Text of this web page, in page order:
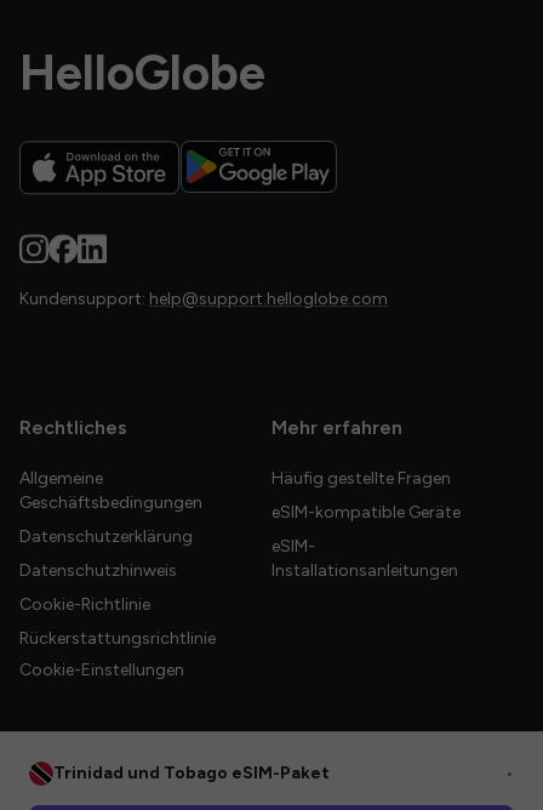
HelloGlobe
Kundensupport: help@support.helloglobe.com
Rechtliches
Allgemeine
Geschäftsbedingungen
Datenschutzerklärung
Datenschutzhinweis
Cookie-Richtlinie
Rückerstattungsrichtlinie
Cookie-Einstellungen
Mehr erfahren
Häufig gestellte Fragen
eSIM-kompatible Geräte
eSIM-
Installationsanleitungen
Trinidad und Tobago eSIM-Paket •